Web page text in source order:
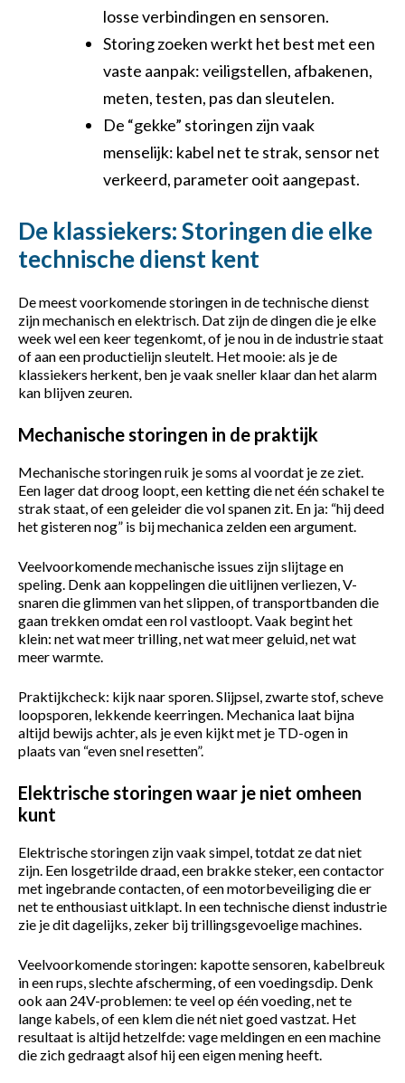
losse verbindingen en sensoren.
Storing zoeken werkt het best met een
vaste aanpak: veiligstellen, afbakenen,
meten, testen, pas dan sleutelen.
De “gekke” storingen zijn vaak
menselijk: kabel net te strak, sensor net
verkeerd, parameter ooit aangepast.
De klassiekers: Storingen die elke
technische dienst kent
De meest voorkomende storingen in de technische dienst
zijn mechanisch en elektrisch. Dat zijn de dingen die je elke
week wel een keer tegenkomt, of je nou in de industrie staat
of aan een productielijn sleutelt. Het mooie: als je de
klassiekers herkent, ben je vaak sneller klaar dan het alarm
kan blijven zeuren.
Mechanische storingen in de praktijk
Mechanische storingen ruik je soms al voordat je ze ziet.
Een lager dat droog loopt, een ketting die net één schakel te
strak staat, of een geleider die vol spanen zit. En ja: “hij deed
het gisteren nog” is bij mechanica zelden een argument.
Veelvoorkomende mechanische issues zijn slijtage en
speling. Denk aan koppelingen die uitlijnen verliezen, V-
snaren die glimmen van het slippen, of transportbanden die
gaan trekken omdat een rol vastloopt. Vaak begint het
klein: net wat meer trilling, net wat meer geluid, net wat
meer warmte.
Praktijkcheck: kijk naar sporen. Slijpsel, zwarte stof, scheve
loopsporen, lekkende keerringen. Mechanica laat bijna
altijd bewijs achter, als je even kijkt met je TD-ogen in
plaats van “even snel resetten”.
Elektrische storingen waar je niet omheen
kunt
Elektrische storingen zijn vaak simpel, totdat ze dat niet
zijn. Een losgetrilde draad, een brakke steker, een contactor
met ingebrande contacten, of een motorbeveiliging die er
net te enthousiast uitklapt. In een technische dienst industrie
zie je dit dagelijks, zeker bij trillingsgevoelige machines.
Veelvoorkomende storingen: kapotte sensoren, kabelbreuk
in een rups, slechte afscherming, of een voedingsdip. Denk
ook aan 24V-problemen: te veel op één voeding, net te
lange kabels, of een klem die nét niet goed vastzat. Het
resultaat is altijd hetzelfde: vage meldingen en een machine
die zich gedraagt alsof hij een eigen mening heeft.